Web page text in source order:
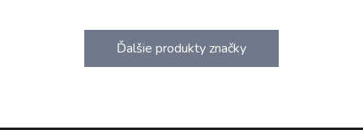
Ďalšie produkty značky